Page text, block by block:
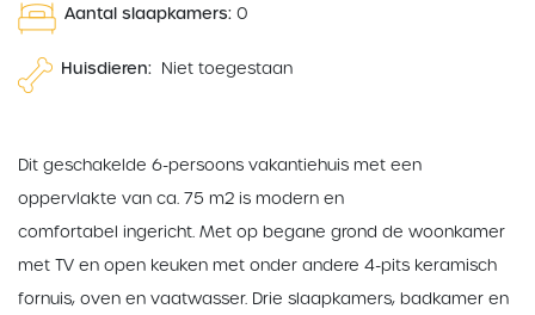
Aantal slaapkamers: 0
Huisdieren: Niet toegestaan
Dit geschakelde 6-persoons vakantiehuis met een
oppervlakte van ca. 75 m2 is modern en
comfortabel ingericht. Met op begane grond de woonkamer
met TV en open keuken met onder andere 4-pits keramisch
fornuis, oven en vaatwasser. Drie slaapkamers, badkamer en